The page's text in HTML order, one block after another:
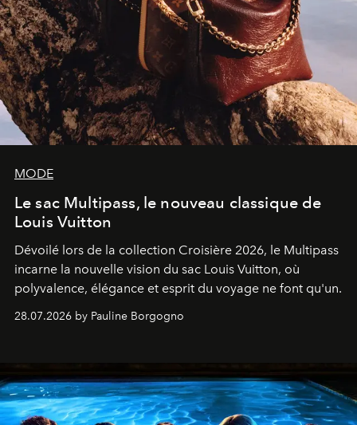
MODE
Le sac Multipass, le nouveau classique de
Louis Vuitton
Dévoilé lors de la collection Croisière 2026, le Multipass
incarne la nouvelle vision du sac Louis Vuitton, où
polyvalence, élégance et esprit du voyage ne font qu'un.
28.07.2026 by Pauline Borgogno